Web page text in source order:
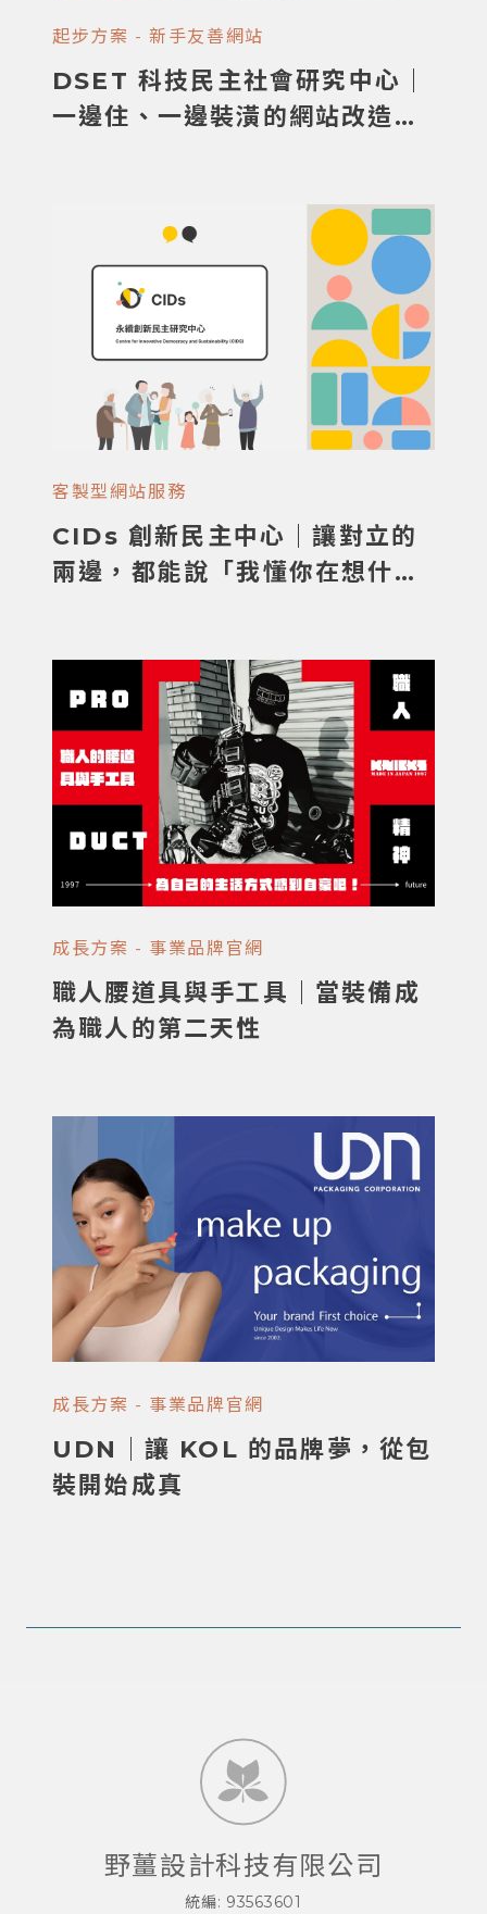
起步方案 - 新手友善網站
DSET 科技民主社會研究中心｜
一邊住、一邊裝潢的網站改造挑
客製型網站服務
CIDs 創新民主中心｜讓對立的
兩邊，都能說「我懂你在想什
成長方案 - 事業品牌官網
職人腰道具與手工具｜當裝備成
為職人的第二天性
成長方案 - 事業品牌官網
UDN｜讓 KOL 的品牌夢，從包
裝開始成真
野薑設計科技有限公司
統編: 93563601